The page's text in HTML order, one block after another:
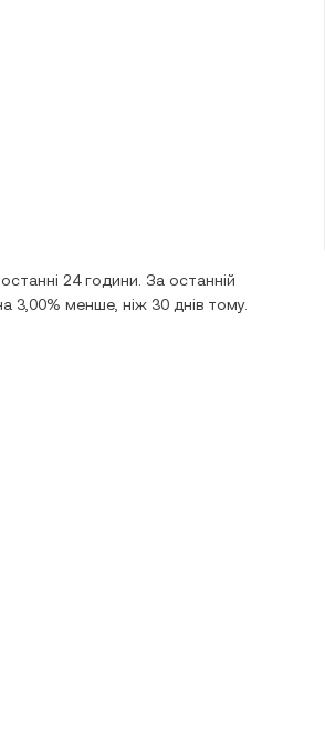
24 години. За останній
3,00% менше, ніж 30 днів тому.